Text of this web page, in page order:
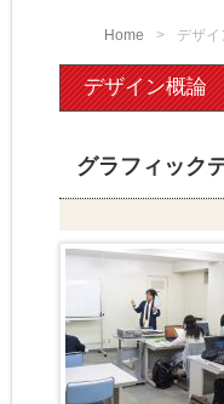
Home デザイ
デザイン概論
グラフィック